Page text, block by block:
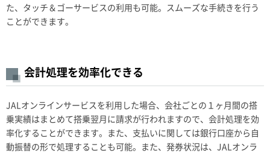
た、タッチ＆ゴーサービスの利用も可能。スムーズな手続きを行う
ことができます。
会計処理を効率化できる
JALオンラインサービスを利用した場合、会社ごとの１ヶ月間の搭
乗実績はまとめて搭乗翌月に請求が行われますので、会計処理を効
率化することができます。また、支払いに関しては銀行口座から自
動振替の形で処理することも可能。また、発券状況は、JALオンラ